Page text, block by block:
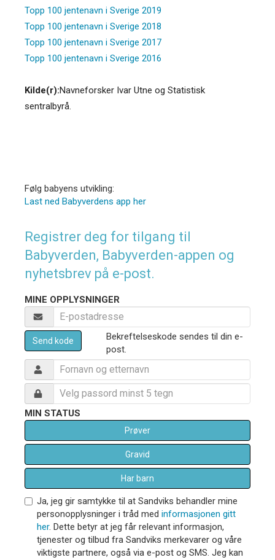
Topp 100 jentenavn i Sverige 2019
Topp 100 jentenavn i Sverige 2018
Topp 100 jentenavn i Sverige 2017
Topp 100 jentenavn i Sverige 2016
Kilde(r):Navneforsker Ivar Utne og Statistisk
sentralbyrå.
Følg babyens utvikling:
Last ned Babyverdens app her
Registrer deg for tilgang til
Babyverden, Babyverden-appen og
nyhetsbrev på e-post.
MINE OPPLYSNINGER
Send kode
Bekreftelseskode sendes til din e-
post.
MIN STATUS
Prøver
Gravid
Har barn
Ja, jeg gir samtykke til at Sandviks behandler mine
personopplysninger i tråd med informasjonen gitt
her. Dette betyr at jeg får relevant informasjon,
tjenester og tilbud fra Sandviks merkevarer og våre
viktigste partnere, også via e-post og SMS. Jeg kan